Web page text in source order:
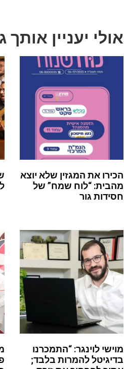
אולי יעניין אותך
הכירו את המגזין שלא יוצא
מהבית: “לוח שמח” של
חסידות גור
מוישי לוינגר: “התמכרנו
בדיגיטל להמרות בלבד;